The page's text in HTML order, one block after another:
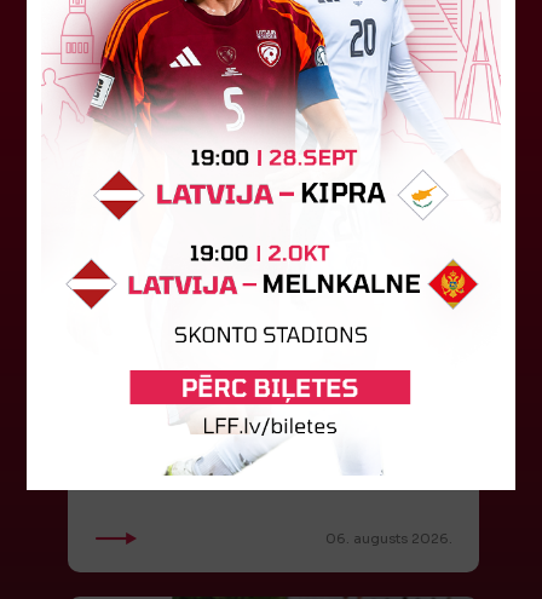
07. augusts 2026.
"Riga FC" iegūst handikapu, RFS
Ceturtdienas vakarā savas spēles UEFA
Konferences līgas kvalifikācijas trešajā kārtā
aizvadīja divi Latvijas klubi. FC RFS izbraukumā ar
0:2 zaudēja Čehijas "Jablonec"...
06. augusts 2026.